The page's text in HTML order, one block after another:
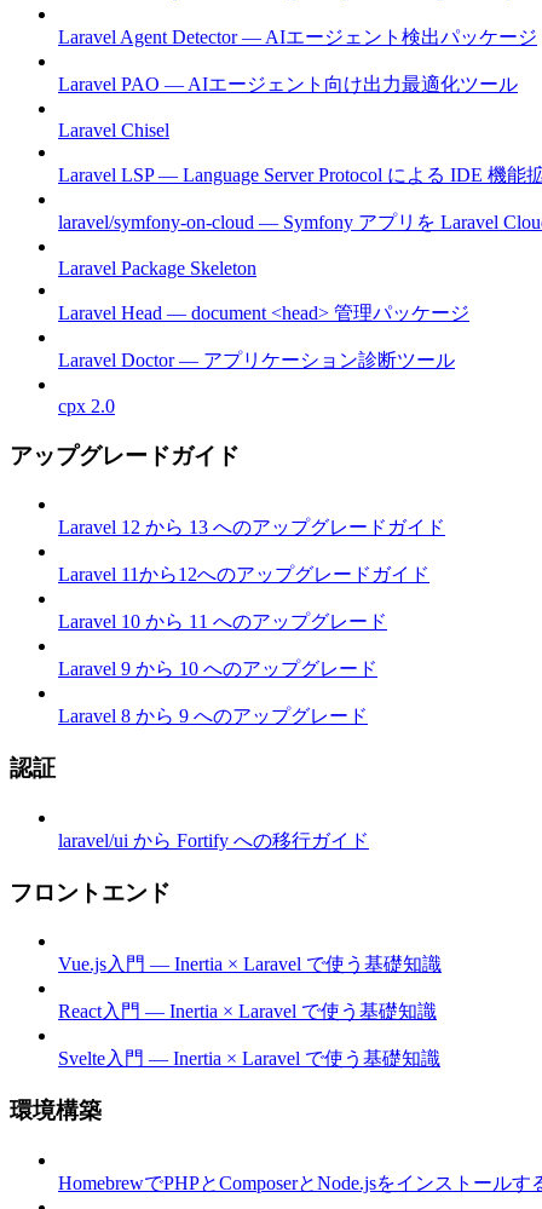
Laravel Agent Detector — AIエージェント検出パッケージ
Laravel PAO — AIエージェント向け出力最適化ツール
Laravel Chisel
Laravel LSP — Language Server Protocol による IDE 機能
laravel/symfony-on-cloud — Symfony アプリを Laravel
Laravel Package Skeleton
Laravel Head — document <head> 管理パッケージ
Laravel Doctor — アプリケーション診断ツール
cpx 2.0
アップグレードガイド
Laravel 12 から 13 へのアップグレードガイド
Laravel 11から12へのアップグレードガイド
Laravel 10 から 11 へのアップグレード
Laravel 9 から 10 へのアップグレード
Laravel 8 から 9 へのアップグレード
認証
laravel/ui から Fortify への移行ガイド
フロントエンド
Vue.js入門 — Inertia × Laravel で使う基礎知識
React入門 — Inertia × Laravel で使う基礎知識
Svelte入門 — Inertia × Laravel で使う基礎知識
環境構築
HomebrewでPHPとComposerとNode.jsをインストールす